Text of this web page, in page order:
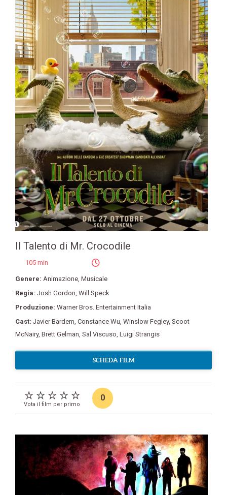
Il Talento di Mr. Crocodile
105 min
Genere: Animazione, Musicale
Regia: Josh Gordon, Will Speck
Produzione: Warner Bros. Entertainment Italia
Cast: Javier Bardem, Constance Wu, Winslow Fegley, Scoot
McNairy, Brett Gelman, Sal Viscuso, Luigi Strangis
SCHEDA FILM
Vota il film per primo
0